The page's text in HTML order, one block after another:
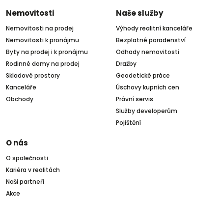
Nemovitosti
Nemovitosti na prodej
Nemovitosti k pronájmu
Byty na prodej i k pronájmu
Rodinné domy na prodej
Skladové prostory
Kanceláře
Obchody
Naše služby
Výhody realitní kanceláře
Bezplatné poradenství
Odhady nemovitostí
Dražby
Geodetické práce
Úschovy kupních cen
Právní servis
Služby developerům
Pojištění
O nás
O společnosti
Kariéra v realitách
Naši partneři
Akce